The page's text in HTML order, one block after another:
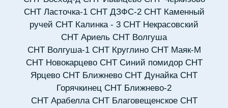
СНТ Ласточка-1 СНТ ДЗФС-2 СНТ Каменный
ручей СНТ Калинка - 3 СНТ Некрасовский
СНТ Ариель СНТ Волгуша
СНТ Волгуша-1 СНТ Круглино СНТ Маяк-М
СНТ Новокарцево СНТ Синий помидор СНТ
Ярцево СНТ Ближнево СНТ Дунайка СНТ
Горячкинец СНТ Ближнево-2
СНТ Арабелла СНТ Благовещенское СНТ